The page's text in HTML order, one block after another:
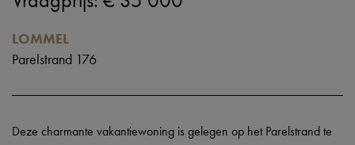
LOMMEL
Parelstrand 176
Deze charmante vakantiewoning is gelegen op het Parelstrand te